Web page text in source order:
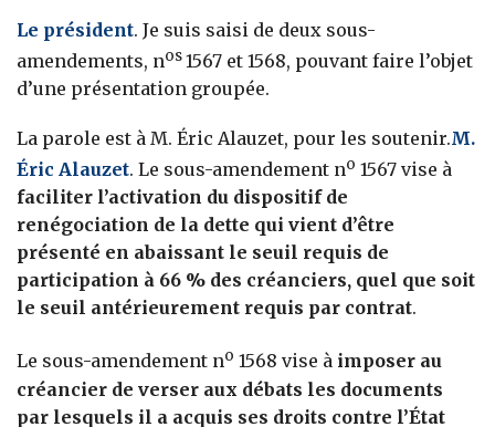
Le président. Je suis saisi de deux sous-
amendements, nos1567 et 1568, pouvant faire l’objet
d’une présentation groupée.
La parole est à M. Éric Alauzet, pour les soutenir.M.
Éric Alauzet. Le sous-amendement no 1567 vise à
faciliter l’activation du dispositif de
renégociation de la dette qui vient d’être
présenté en abaissant le seuil requis de
participation à 66 % des créanciers, quel que soit
le seuil antérieurement requis par contrat.
Le sous-amendement no 1568 vise à imposer au
créancier de verser aux débats les documents
par lesquels il a acquis ses droits contre l’État